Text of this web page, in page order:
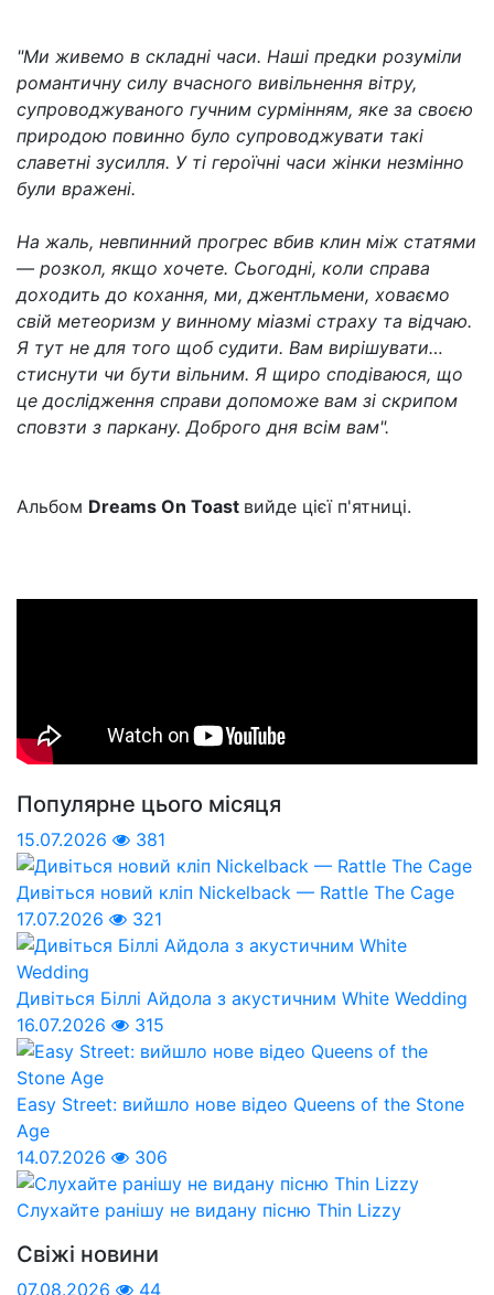
"Ми живемо в складні часи. Наші предки розуміли
романтичну силу вчасного вивільнення вітру,
супроводжуваного гучним сурмінням, яке за своєю
природою повинно було супроводжувати такі
славетні зусилля. У ті героїчні часи жінки незмінно
були вражені.
На жаль, невпинний прогрес вбив клин між статями
— розкол, якщо хочете. Сьогодні, коли справа
доходить до кохання, ми, джентльмени, ховаємо
свій метеоризм у винному міазмі страху та відчаю.
Я тут не для того щоб судити. Вам вирішувати…
стиснути чи бути вільним. Я щиро сподіваюся, що
це дослідження справи допоможе вам зі скрипом
сповзти з паркану. Доброго дня всім вам".
Альбом Dreams On Toast вийде цієї п'ятниці.
Популярне цього місяця
15.07.2026 381
Дивіться новий кліп Nickelback — Rattle The Cage
17.07.2026
321
Дивіться Біллі Айдола з акустичним White Wedding
16.07.2026
315
Easy Street: вийшло нове відео Queens of the Stone
Age
14.07.2026
306
Слухайте ранішу не видану пісню Thin Lizzy
Свіжі новини
07.08.2026 44